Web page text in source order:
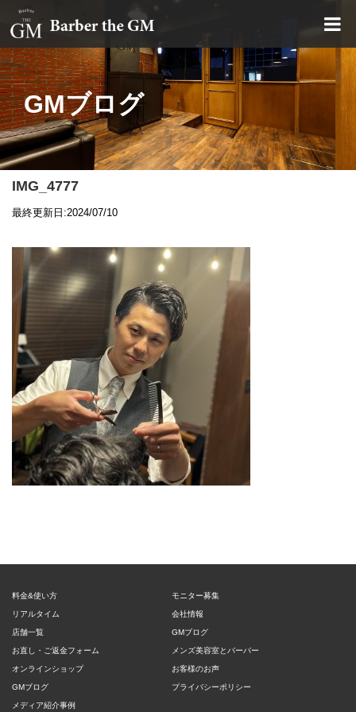
大阪・本町｜大人の散髪屋
GMブログ
IMG_4777
最終更新日:2024/07/10
料金&使い方
リアルタイム
店舗一覧
お直し・ご返金フォーム
オンラインショップ
GMブログ
メディア紹介事例
モニター募集
会社情報
GMブログ
メンズ美容室とバーバー
お客様のお声
プライバシーポリシー